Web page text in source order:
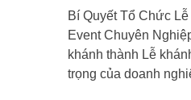
Bí Quyết Tổ Chức
Event Chuyên
khánh thành Lễ
trọng của doanh